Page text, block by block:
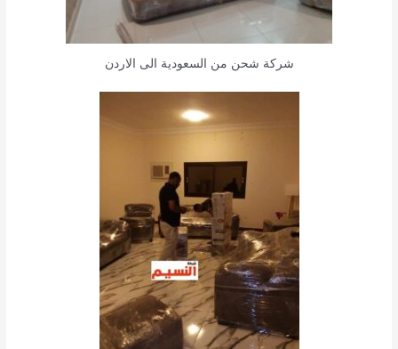
شركة شحن من السعودية الى الاردن